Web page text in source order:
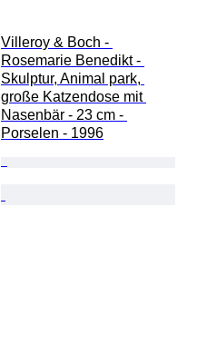
Villeroy & Boch -
Rosemarie Benedikt -
Skulptur, Animal park,
große Katzendose mit
Nasenbär - 23 cm -
Porselen - 1996